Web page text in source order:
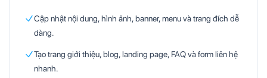
Cập nhật nội dung, hình ảnh, banner, menu và trang đích dễ
dàng.
Tạo trang giới thiệu, blog, landing page, FAQ và form liên hệ
nhanh.